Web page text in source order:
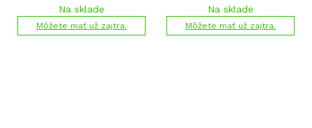
Na sklade
Môžete mať už zajtra.
Na sklade
Môžete mať už zajtra.